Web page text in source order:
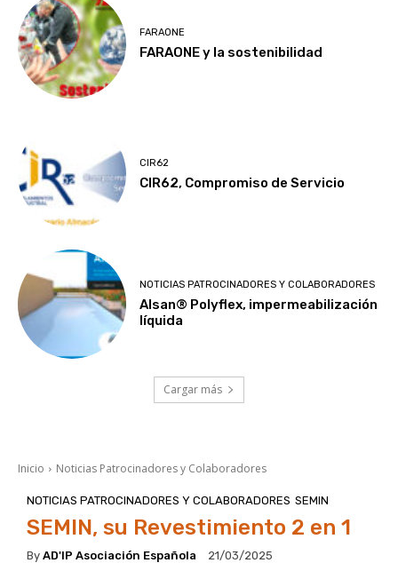
FARAONE
FARAONE y la sostenibilidad
CIR62
CIR62, Compromiso de Servicio
NOTICIAS PATROCINADORES Y COLABORADORES
Alsan® Polyflex, impermeabilización
líquida
Cargar más